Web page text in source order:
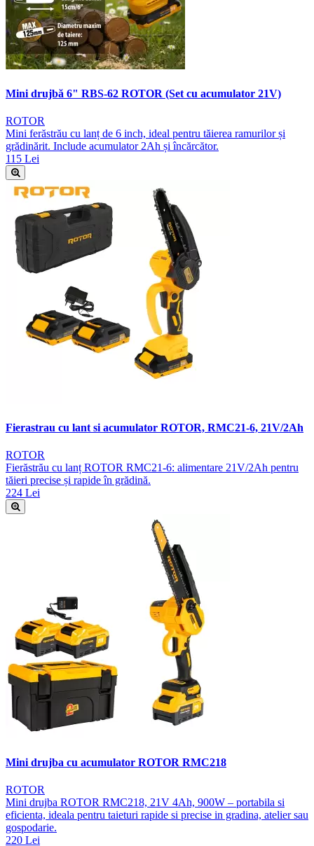
Mini drujbă 6" RBS-62 ROTOR (Set cu acumulator 21V)
ROTOR
Mini ferăstrău cu lanț de 6 inch, ideal pentru tăierea ramurilor și
grădinărit. Include acumulator 2Ah și încărcător.
115 Lei
Fierastrau cu lant si acumulator ROTOR, RMC21-6, 21V/2Ah
ROTOR
Fierăstrău cu lanț ROTOR RMC21-6: alimentare 21V/2Ah pentru
tăieri precise și rapide în grădină.
224 Lei
Mini drujba cu acumulator ROTOR RMC218
ROTOR
Mini drujba ROTOR RMC218, 21V 4Ah, 900W – portabila si
eficienta, ideala pentru taieturi rapide si precise in gradina, atelier sau
gospodarie.
220 Lei